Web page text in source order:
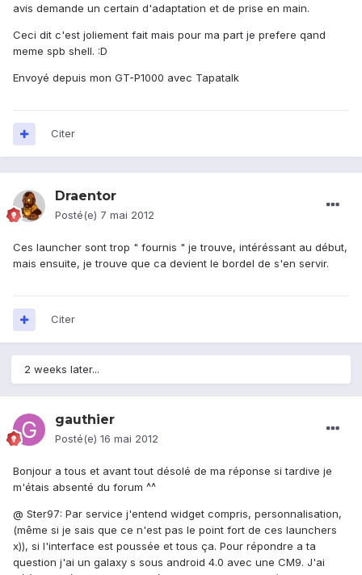
avis demande un certain d'adaptation et de prise en main.
Ceci dit c'est joliement fait mais pour ma part je prefere qand
meme spb shell. :D
Envoyé depuis mon GT-P1000 avec Tapatalk
Citer
Draentor
Posté(e) 7 mai 2012
Ces launcher sont trop " fournis " je trouve, intéréssant au début,
mais ensuite, je trouve que ca devient le bordel de s'en servir.
Citer
2 weeks later...
gauthier
Posté(e) 16 mai 2012
Bonjour a tous et avant tout désolé de ma réponse si tardive je
m'étais absenté du forum ^^
@ Ster97: Par service j'entend widget compris, personnalisation,
(même si je sais que ce n'est pas le point fort de ces launchers
x)), si l'interface est poussée et tous ça. Pour répondre a ta
question j'ai un galaxy s sous android 4.0 avec une CM9. J'ai